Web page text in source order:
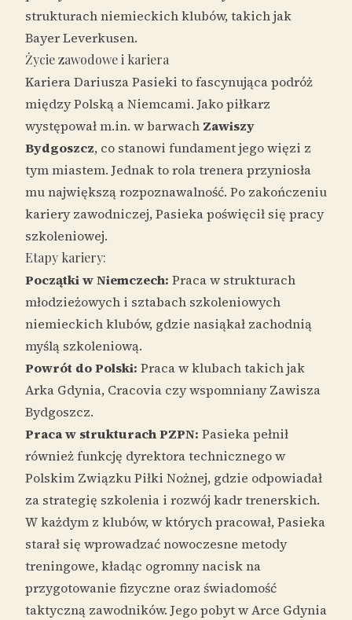
strukturach niemieckich klubów, takich jak
Bayer Leverkusen.
Życie zawodowe i kariera
Kariera Dariusza Pasieki to fascynująca podróż
między Polską a Niemcami. Jako piłkarz
występował m.in. w barwach Zawiszy
Bydgoszcz, co stanowi fundament jego więzi z
tym miastem. Jednak to rola trenera przyniosła
mu największą rozpoznawalność. Po zakończeniu
kariery zawodniczej, Pasieka poświęcił się pracy
szkoleniowej.
Etapy kariery:
Początki w Niemczech: Praca w strukturach
młodzieżowych i sztabach szkoleniowych
niemieckich klubów, gdzie nasiąkał zachodnią
myślą szkoleniową.
Powrót do Polski: Praca w klubach takich jak
Arka Gdynia, Cracovia czy wspomniany Zawisza
Bydgoszcz.
Praca w strukturach PZPN: Pasieka pełnił
również funkcję dyrektora technicznego w
Polskim Związku Piłki Nożnej, gdzie odpowiadał
za strategię szkolenia i rozwój kadr trenerskich.
W każdym z klubów, w których pracował, Pasieka
starał się wprowadzać nowoczesne metody
treningowe, kładąc ogromny nacisk na
przygotowanie fizyczne oraz świadomość
taktyczną zawodników. Jego pobyt w Arce Gdynia